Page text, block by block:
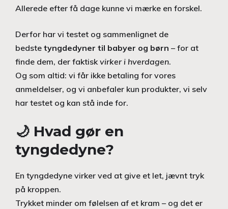
Allerede efter få dage kunne vi mærke en forskel.
Derfor har vi testet og sammenlignet de
bedste tyngdedyner til babyer og børn – for at
finde dem, der faktiskvirker i hverdagen.
Og som altid: vi får ikke betaling for vores
anmeldelser, og vi anbefaler kun produkter, vi selv
har testet og kan stå inde for.
🌙 Hvad gør en
tyngdedyne?
En tyngdedyne virker ved at give et let, jævnt tryk
på kroppen.
Trykket minder om følelsen af et kram – og det er